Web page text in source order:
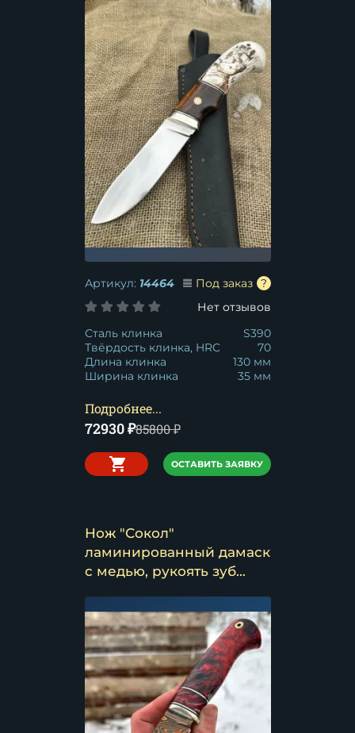
Артикул: 14464
Под заказ
Нет отзывов
Сталь клинка
S390
Твёрдость клинка, HRC
70
Длина клинка
130 мм
Ширина клинка
35 мм
Подробнее...
72930₽85800₽
ОСТАВИТЬ ЗАЯВКУ
Нож "Сокол"
ламинированный дамаск
с медью, рукоять зуб